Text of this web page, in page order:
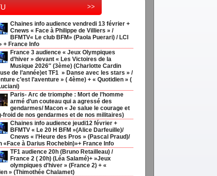
>>
Chaines info audience vendredi 13 février +
Cnews « Face à Philippe de Villiers » /
BFMTV« Le club BFM» (Paola Puerari) / LCI
+ France Info
France 3 audience « Jeux Olympiques
d’hiver » devant « Les Victoires de la
Musique 2026″ (3ème) (Charlotte Cardin
de l’année)et TF1 » Danse avec les stars » /
c’est l’aventure » ( 4ème) + « Quotidien » (
Paris- Arc de triomphe : Mort de l’homme
armé d’un couteau qui a agressé des
gendarmes/ Macon « Je salue le courage et
froid de nos gendarmes et de nos militaires)
Chaines info audience jeudi12 février +
BFMTV « Le 20 H BFM »(Alice Darfeuille)/
Cnews « l’Heure des Pros » (Pascal Praud)/
«Face à Darius Rochebin)»+ France Info
TF1 audience 20h (Bruno Retailleau) /
France 2 ( 20h) (Léa Salamé)+ »Jeux
olympiques d’hiver » (France 2) + «
» (Thimothée Chalamet)